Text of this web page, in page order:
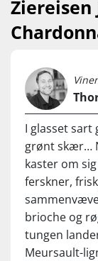
from vines
has an
fine
Natural
February
Ziereisen
I glasset
grønt skær…
kaster om
ferskner,
brioche og
tungen
Meursault-